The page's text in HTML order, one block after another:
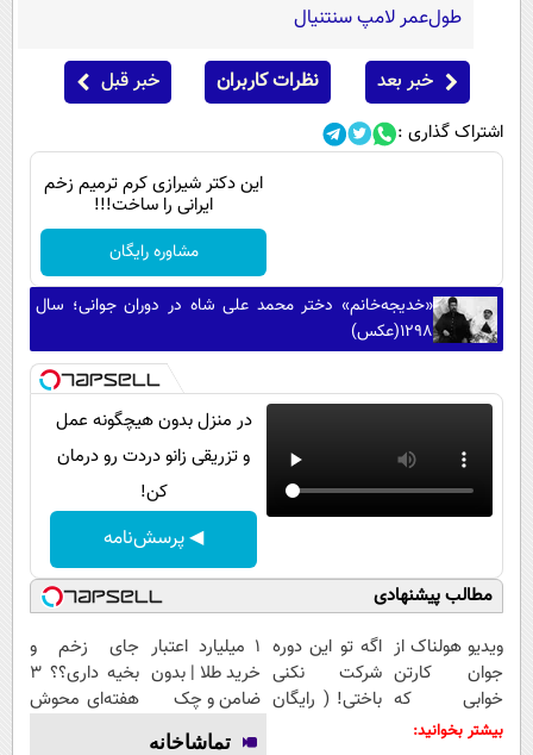
طول‌عمر لامپ سنتنیال
خبر بعد نظرات کاربران خبر قبل
اشتراک گذاری :
این دکتر شیرازی کرم ترمیم زخم
ایرانی را ساخت!!!
مشاوره رایگان
«خدیجه‌خانم» دختر محمد علی شاه در دوران جوانی؛ سال
1298(عکس)
در منزل بدون هیچگونه عمل
و تزریقی زانو دردت رو درمان
کن!
◀ پرسش‌نامه
مطالب پیشنهادی
ویدیو هولناک از
جوان کارتن
خوابی که
میلیاردر شد.
اگه تو این دوره
شرکت نکنی
باختی! ( رایگان
۱ میلیارد اعتبار
خرید طلا | بدون
ضامن و چک
جای زخم و
بخیه داری؟؟ 3
هفته‌ای محوش
بیشتر بخوانید: تماشاخانه